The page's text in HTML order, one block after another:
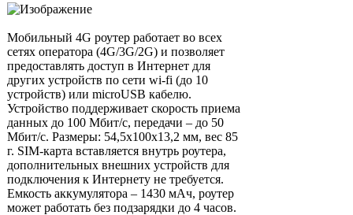
Мобильный 4G роутер работает во всех
сетях оператора (4G/3G/2G) и позволяет
предоставлять доступ в Интернет для
других устройств по сети wi-fi (до 10
устройств) или microUSB кабелю.
Устройство поддерживает скорость приема
данных до 100 Мбит/с, передачи – до 50
Мбит/с. Размеры: 54,5х100х13,2 мм, вес 85
г. SIM-карта вставляется внутрь роутера,
дополнительных внешних устройств для
подключения к Интернету не требуется.
Емкость аккумулятора – 1430 мАч, роутер
может работать без подзарядки до 4 часов.